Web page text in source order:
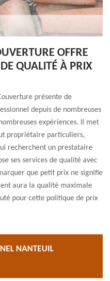
OFFRE
QUALITÉ À PRIX
présente de
depuis de nombreuses
expériences. Il met
propriétaire particuliers,
recherchent un prestataire
ses services de qualité avec
que petit prix ne signifie
aura la qualité maximale
pour cette politique de prix
NANTEUIL